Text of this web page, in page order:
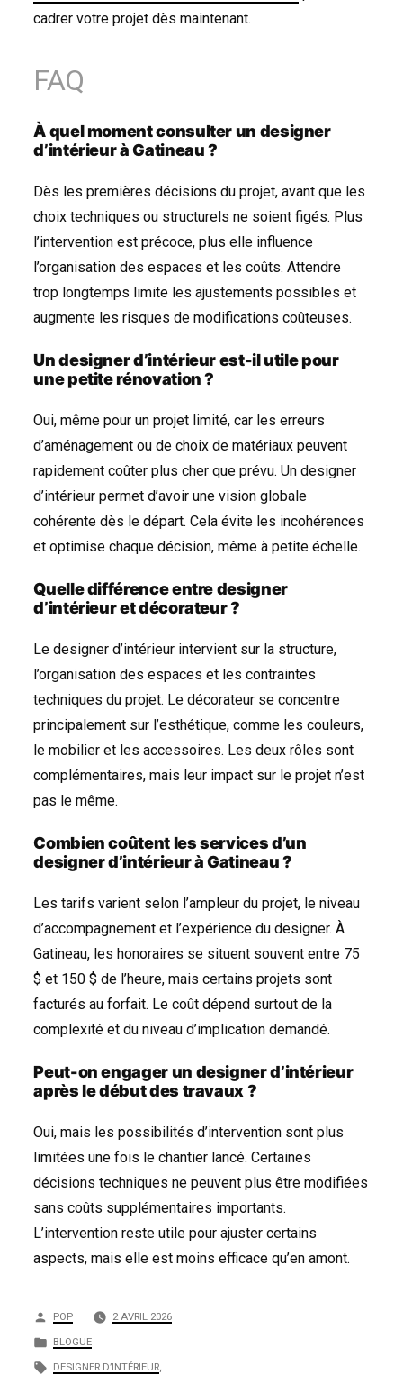
cadrer votre projet dès maintenant.
FAQ
À quel moment consulter un designer
d’intérieur à Gatineau ?
Dès les premières décisions du projet, avant que les
choix techniques ou structurels ne soient figés. Plus
l’intervention est précoce, plus elle influence
l’organisation des espaces et les coûts. Attendre
trop longtemps limite les ajustements possibles et
augmente les risques de modifications coûteuses.
Un designer d’intérieur est-il utile pour
une petite rénovation ?
Oui, même pour un projet limité, car les erreurs
d’aménagement ou de choix de matériaux peuvent
rapidement coûter plus cher que prévu. Un designer
d’intérieur permet d’avoir une vision globale
cohérente dès le départ. Cela évite les incohérences
et optimise chaque décision, même à petite échelle.
Quelle différence entre designer
d’intérieur et décorateur ?
Le designer d’intérieur intervient sur la structure,
l’organisation des espaces et les contraintes
techniques du projet. Le décorateur se concentre
principalement sur l’esthétique, comme les couleurs,
le mobilier et les accessoires. Les deux rôles sont
complémentaires, mais leur impact sur le projet n’est
pas le même.
Combien coûtent les services d’un
designer d’intérieur à Gatineau ?
Les tarifs varient selon l’ampleur du projet, le niveau
d’accompagnement et l’expérience du designer. À
Gatineau, les honoraires se situent souvent entre 75
$ et 150 $ de l’heure, mais certains projets sont
facturés au forfait. Le coût dépend surtout de la
complexité et du niveau d’implication demandé.
Peut-on engager un designer d’intérieur
après le début des travaux ?
Oui, mais les possibilités d’intervention sont plus
limitées une fois le chantier lancé. Certaines
décisions techniques ne peuvent plus être modifiées
sans coûts supplémentaires importants.
L’intervention reste utile pour ajuster certains
aspects, mais elle est moins efficace qu’en amont.
Publié
par
POP
2 AVRIL 2026
Publié
dans
BLOGUE
Étiquettes :
DESIGNER D’INTÉRIEUR,